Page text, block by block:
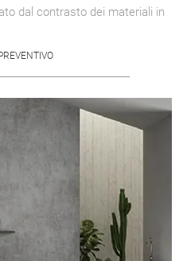
dal contrasto dei materiali in